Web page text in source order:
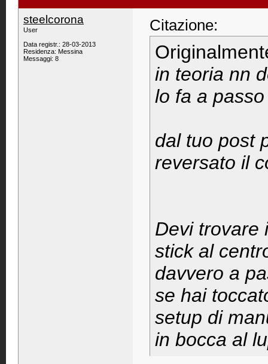
steelcorona
User
Data registr.: 28-03-2013
Residenza: Messina
Messaggi: 8
Citazione:
in teoria nn
lo fa a
dal tuo post
reversato il
Devi trovare
stick al
davvero a
se hai
setup di
in bocca al